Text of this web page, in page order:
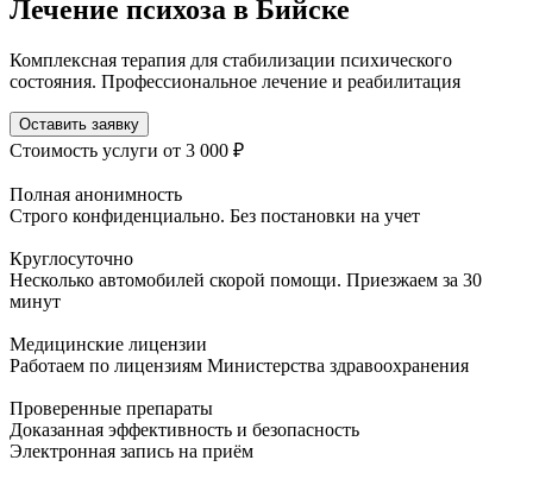
Лечение психоза в Бийске
Комплексная терапия для стабилизации психического
состояния. Профессиональное лечение и реабилитация
Оставить заявку
Стоимость услуги от 3 000 ₽
Полная анонимность
Строго конфиденциально. Без постановки на учет
Круглосуточно
Несколько автомобилей скорой помощи. Приезжаем за 30
минут
Медицинские лицензии
Работаем по лицензиям Министерства здравоохранения
Проверенные препараты
Доказанная эффективность и безопасность
Электронная запись на приём